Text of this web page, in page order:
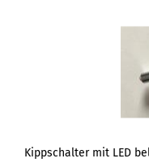
Kippschalter mit LED